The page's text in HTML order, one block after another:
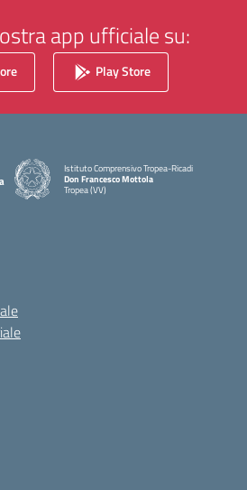
app ufficiale su:
Play Store
Istituto Comprensivo Tropea-Ricadi
Don Francesco Mottola
Tropea (VV)
— Visita la pagina iniziale della scuola